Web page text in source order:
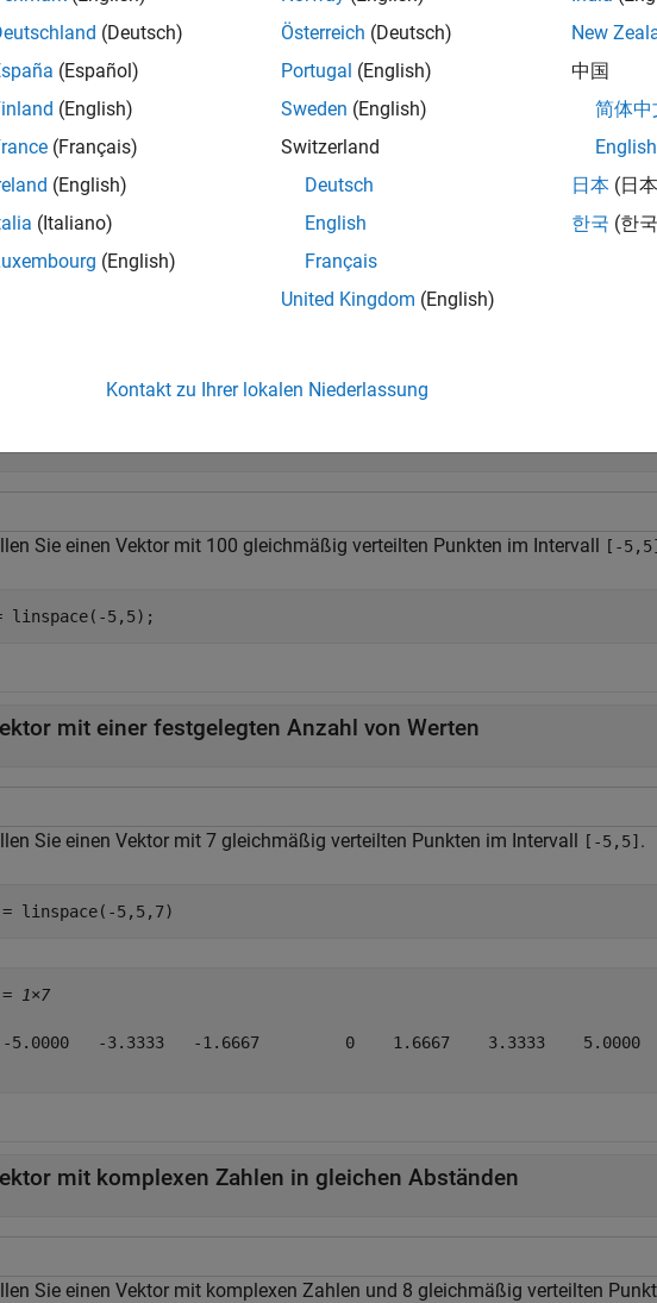
x1,x2 generiert Punkte. Der Abstand zwischen den Punkten ist
ähnelt dem Doppelpunkt-Operator, „:“, ermöglicht jedoch die direkte
die Endpunkte mit ein. „
“ bezieht sich auf das
während die Geschwisterfunktion
Werte in logarithmischen
Sie einen Vektor mit 100 gleichmäßig verteilten Punkten im Intervall [-5,5]
linspace(-5,5);
mit einer festgelegten Anzahl von Werten
Sie einen Vektor mit 7 gleichmäßig verteilten Punkten im Intervall [-5,5] .
= linspace(-5,5,7)
1×7
5.0000   -3.3333   -1.6667         0    1.6667    3.3333    5.0000
mit komplexen Zahlen in gleichen Abständen
Sie einen Vektor mit komplexen Zahlen und 8 gleichmäßig verteilten
(Deutsch)
(Español)
(English)
(Français)
(English)
(Italiano)
(English)
Österreich (Deutsch)
Portugal (English)
Sweden (English)
Switzerland
Deutsch
English
Français
United Kingdom (English)
New
中国
简体中
English
日本 (日
한국 (한
Kontakt zu Ihrer lokalen Niederlassung